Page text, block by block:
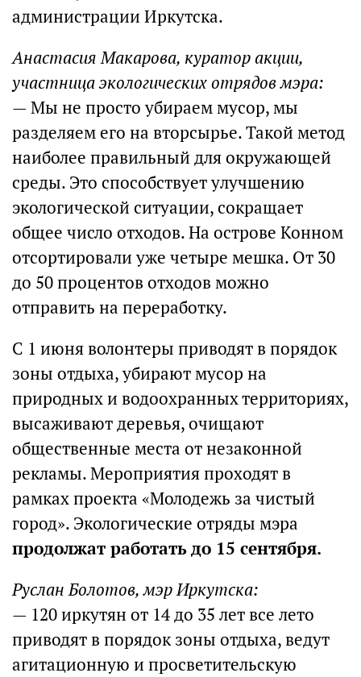
администрации Иркутска.
Анастасия Макарова, куратор акции,
участница экологических отрядов мэра:
— Мы не просто убираем мусор, мы
разделяем его на вторсырье. Такой метод
наиболее правильный для окружающей
среды. Это способствует улучшению
экологической ситуации, сокращает
общее число отходов. На острове Конном
отсортировали уже четыре мешка. От 30
до 50 процентов отходов можно
отправить на переработку.
С 1 июня волонтеры приводят в порядок
зоны отдыха, убирают мусор на
природных и водоохранных территориях,
высаживают деревья, очищают
общественные места от незаконной
рекламы. Мероприятия проходят в
рамках проекта «Молодежь за чистый
город». Экологические отряды мэра
продолжат работать до 15 сентября.
Руслан Болотов, мэр Иркутска:
— 120 иркутян от 14 до 35 лет все лето
приводят в порядок зоны отдыха, ведут
агитационную и просветительскую